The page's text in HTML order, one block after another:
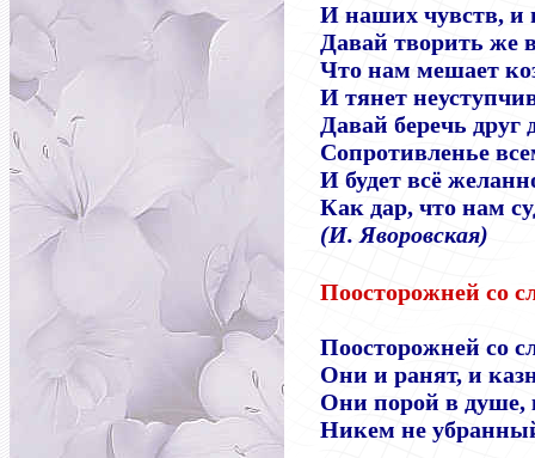
И наших чувств,
Давай творить же
Что нам мешает
И тянет
Давай беречь друг
Сопротивленье
И будет всё
Как дар, что нам
(И. Яворовская)
Поосторожней со
Поосторожней со
Они и ранят, и
Они порой в душе,
Никем не